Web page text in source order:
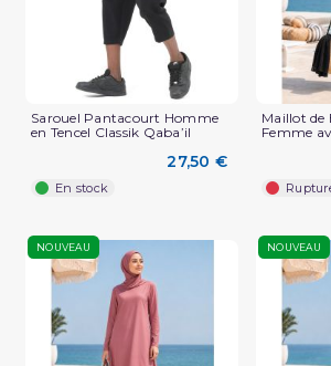
Sarouel Pantacourt Homme
en Tencel Classik Qaba’il
27,50 €
En stock
Maillot
Femme
NOUVEAU NOUVEAU